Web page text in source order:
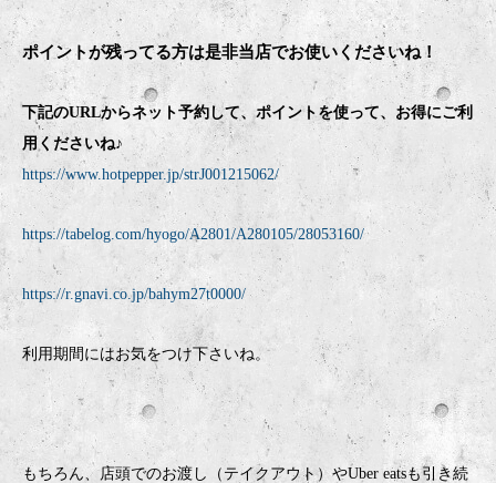
ポイントが残ってる方は是非当店でお使いくださいね！
下記のURLからネット予約して、ポイントを使って、お得にご利
用くださいね♪
https://www.hotpepper.jp/strJ001215062/
https://tabelog.com/hyogo/A2801/A280105/28053160/
https://r.gnavi.co.jp/bahym27t0000/
利用期間にはお気をつけ下さいね。
もちろん、店頭でのお渡し（テイクアウト）やUber eatsも引き続